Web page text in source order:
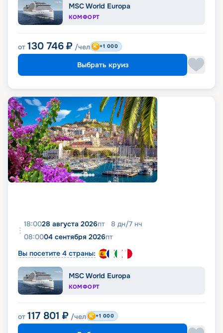
MSC World Europa
КОМФОРТ
от 130 746 ₽ /чел +1 000
Выбрать круиз
18:0028 августа 2026пт 8 дн/7 нч
08:0004 сентября 2026пт
Вы посетите 4 страны:
MSC World Europa
КОМФОРТ
от 117 801 ₽ /чел +1 000